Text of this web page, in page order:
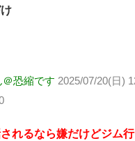
恐縮です 2025/07/20(日)
れるなら嫌だけどジム